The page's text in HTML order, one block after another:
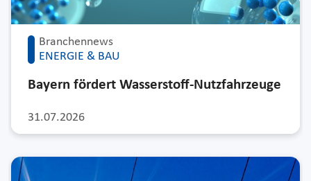
Branchennews
ENERGIE & BAU
31.07.2026
Bayern fördert Wasserstoff-Nutzfahrzeuge